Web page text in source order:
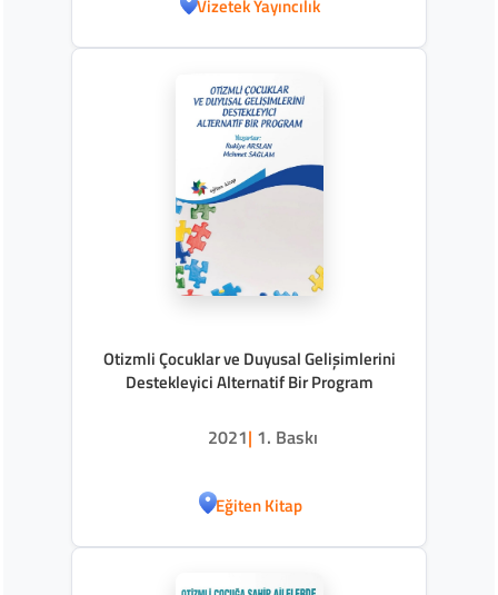
Vizetek Yayıncılık
Otizmli Çocuklar ve Duyusal Gelişimlerini
Destekleyici Alternatif Bir Program
2021| 1. Baskı
Eğiten Kitap